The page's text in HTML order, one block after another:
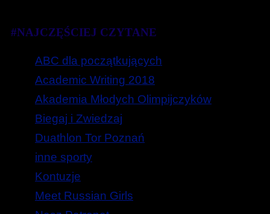
#NAJCZĘŚCIEJ CZYTANE
ABC dla początkujących
Academic Writing 2018
Akademia Młodych Olimpijczyków
Biegaj i Zwiedzaj
Duathlon Tor Poznań
inne sporty
Kontuzje
Meet Russian Girls